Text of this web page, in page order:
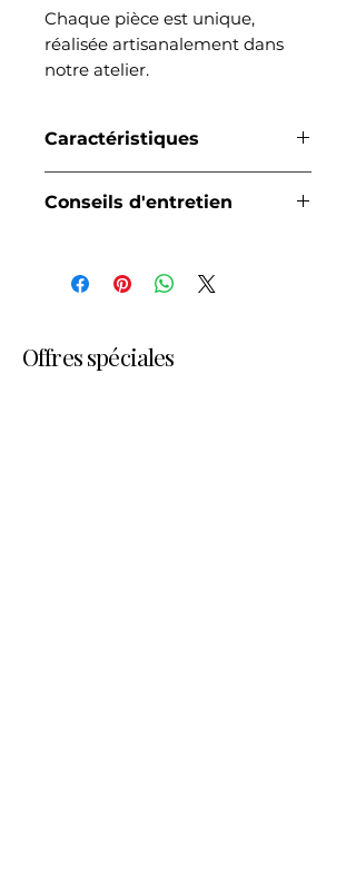
Chaque pièce est unique,
réalisée artisanalement dans
notre atelier.
Caractéristiques
Forme coeur
Pièce unique (les couleurs
peuvent légèrement varier)
Conseils d'entretien
et du soleil direct
Offres spéciales